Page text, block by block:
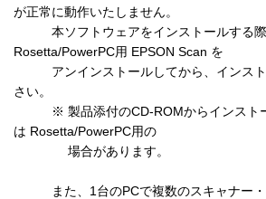
が正常に動作いたしません。
本ソフトウェアをインストールする際
Rosetta/PowerPC用 EPSON Scan を
アンインストールしてから、インスト
さい。
※ 製品添付のCD-ROMからインストー
は Rosetta/PowerPC用の
場合があります。
また、1台のPCで複数のスキャナー・